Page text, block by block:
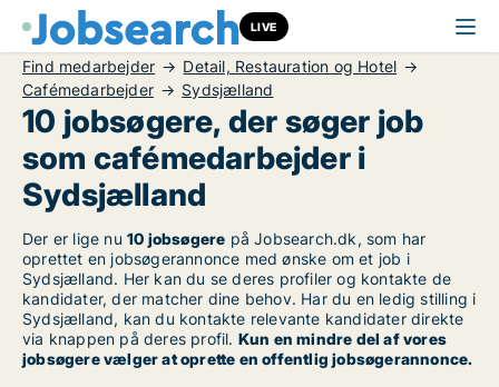
LIVE
Find medarbejder
Detail, Restauration og Hotel
Cafémedarbejder
Sydsjælland
10 jobsøgere, der søger job
som cafémedarbejder i
Sydsjælland
Der er lige nu 10 jobsøgere på Jobsearch.dk, som har
oprettet en jobsøgerannonce med ønske om et job i
Sydsjælland. Her kan du se deres profiler og kontakte de
kandidater, der matcher dine behov. Har du en ledig stilling i
Sydsjælland, kan du kontakte relevante kandidater direkte
via knappen på deres profil. Kun en mindre del af vores
jobsøgere vælger at oprette en offentlig jobsøgerannonce.